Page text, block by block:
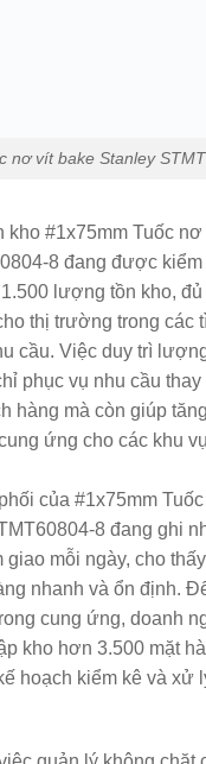
nơ vít bake Stanley
kho #1x75mm Tuốc
8 đang được
lượng tồn kho, đủ
thị trường trong các
cầu. Việc duy trì
phục vụ nhu cầu thay
hàng mà còn giúp
ứng cho các khu
của #1x75mm
8 đang ghi
giao mỗi ngày, cho
nhanh và ổn định.
cung ứng, doanh
kho hơn 3.500 mặt
hoạch kiểm kê và xử